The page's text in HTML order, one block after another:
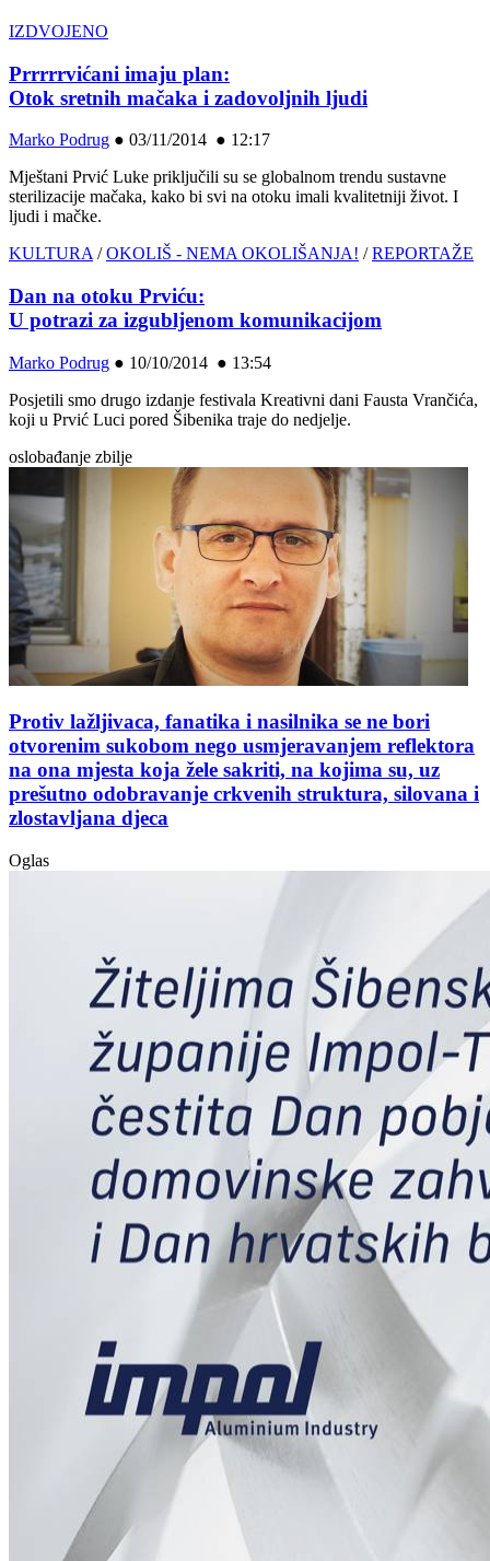
IZDVOJENO
Prrrrrvićani imaju plan:
Otok sretnih mačaka i zadovoljnih ljudi
Marko Podrug ● 03/11/2014 ● 12:17
Mještani Prvić Luke priključili su se globalnom trendu sustavne
sterilizacije mačaka, kako bi svi na otoku imali kvalitetniji život. I
ljudi i mačke.
KULTURA /OKOLIŠ - NEMA OKOLIŠANJA! /REPORTAŽE
Dan na otoku Prviću:
U potrazi za izgubljenom komunikacijom
Marko Podrug ● 10/10/2014 ● 13:54
Posjetili smo drugo izdanje festivala Kreativni dani Fausta Vrančića,
koji u Prvić Luci pored Šibenika traje do nedjelje.
oslobađanje zbilje
Protiv lažljivaca, fanatika i nasilnika se ne bori
otvorenim sukobom nego usmjeravanjem reflektora
na ona mjesta koja žele sakriti, na kojima su, uz
prešutno odobravanje crkvenih struktura, silovana i
zlostavljana djeca
Oglas